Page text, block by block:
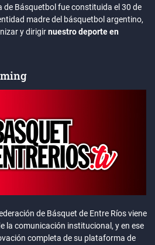
de Básquetbol fue constituida el 30 de
madre del básquetbol argentino,
y dirigirnuestro deporte en
de Básquet de Entre Ríos viene
la comunicación institucional, y en ese
completa de su plataforma de